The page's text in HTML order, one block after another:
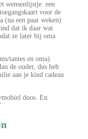
wensenlijstje: een
voor de
(na een paar weken)
dat ik daar wat
ze later bij oma
tantes en oma)
de ouder, dus heb
aan je kind cadeau
doos. En